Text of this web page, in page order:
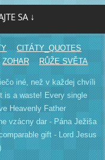
SA ↓
CITÁTY_QUOTES
ZOHAR RŮŽE SVĚTA
iné, než v každej chvíli
is a waste! Every single
Heavenly Father
vzácny dar - Pána Ježiša
gift - Lord Jesus